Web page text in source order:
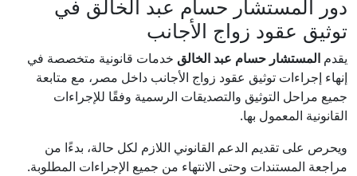
دور المستشار حسام عبد الخالق في
توثيق عقود زواج الأجانب
يقدم المستشار حسام عبد الخالق خدمات قانونية متخصصة في
إنهاء إجراءات توثيق عقود زواج الأجانب داخل مصر، مع متابعة
جميع مراحل التوثيق والتصديقات الرسمية وفقًا للإجراءات
القانونية المعمول بها.
ويحرص على تقديم الدعم القانوني اللازم لكل حالة، بدءًا من
مراجعة المستندات وحتى الانتهاء من جميع الإجراءات المطلوبة.